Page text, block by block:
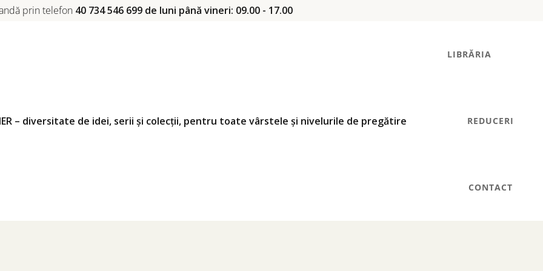
prin telefon 40 734 546 699 de luni până vineri: 09.00 - 17.00
LIBRĂRIA
REDUCERI
CONTACT